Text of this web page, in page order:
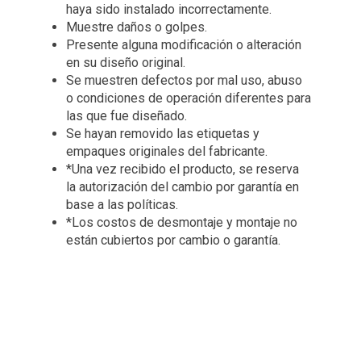
haya sido instalado incorrectamente.
Muestre daños o golpes.
Presente alguna modificación o alteración
en su diseño original.
Se muestren defectos por mal uso, abuso
o condiciones de operación diferentes para
las que fue diseñado.
Se hayan removido las etiquetas y
empaques originales del fabricante.
*Una vez recibido el producto, se reserva
la autorización del cambio por garantía en
base a las políticas.
*Los costos de desmontaje y montaje no
están cubiertos por cambio o garantía.